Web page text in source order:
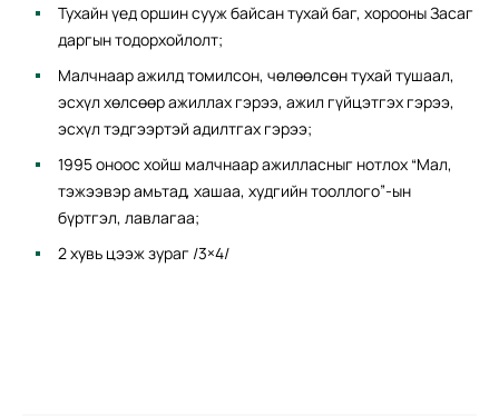
Тухайн үед оршин сууж байсан тухай баг, хорооны Засаг
даргын тодорхойлолт;
Малчнаар ажилд томилсон, чөлөөлсөн тухай тушаал,
эсхүл хөлсөөр ажиллах гэрээ, ажил гүйцэтгэх гэрээ,
эсхүл тэдгээртэй адилтгах гэрээ;
1995 оноос хойш малчнаар ажилласныг нотлох “Мал,
тэжээвэр амьтад, хашаа, худгийн тооллого”-ын
бүртгэл, лавлагаа;
2 хувь цээж зураг /3×4/